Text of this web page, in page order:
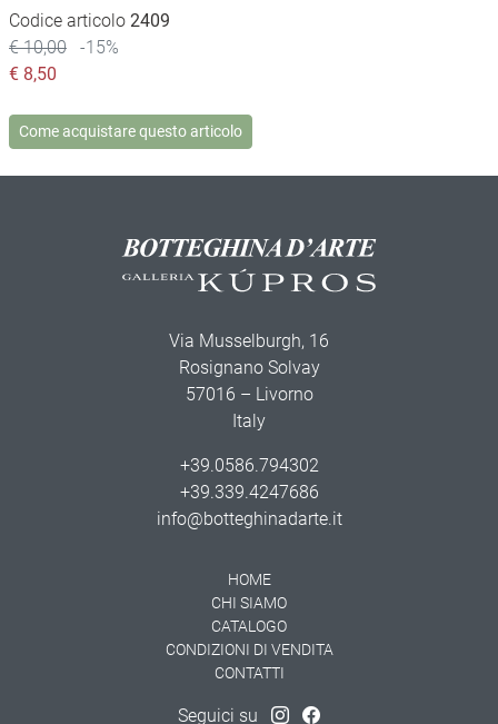
Codice articolo 2409
€ 10,00
-15%
€ 8,50
Come acquistare questo articolo
Via Musselburgh, 16
Rosignano Solvay
57016 – Livorno
Italy
+39.0586.794302
+39.339.4247686
info@botteghinadarte.it
HOME
CHI SIAMO
CATALOGO
CONDIZIONI DI VENDITA
CONTATTI
Seguici su